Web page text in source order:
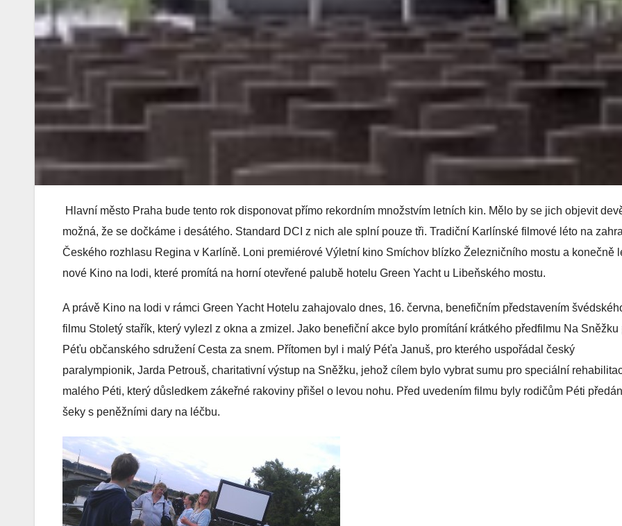
Hlavní město Praha bude tento rok disponovat přímo rekordním množstvím letních kin. Mělo by se jich objevit
možná, že se dočkáme i desátého. Standard DCI z nich ale splní pouze tři. Tradiční Karlínské filmové léto na
Českého rozhlasu Regina v Karlíně. Loni premiérové Výletní kino Smíchov blízko Železničního mostu a konečně
nové Kino na lodi, které promítá na horní otevřené palubě hotelu Green Yacht u Libeňského mostu.
A právě Kino na lodi v rámci Green Yacht Hotelu zahajovalo dnes, 16. června, benefičním představením
filmu Stoletý stařík, který vylezl z okna a zmizel. Jako benefiční akce bylo promítání krátkého předfilmu Na Sněžku
Péťu občanského sdružení Cesta za snem. Přítomen byl i malý Péťa Januš, pro kterého uspořádal český
paralympionik, Jarda Petrouš, charitativní výstup na Sněžku, jehož cílem bylo vybrat sumu pro speciální
malého Péti, který důsledkem zákeřné rakoviny přišel o levou nohu. Před uvedením filmu byly rodičům Péti
šeky s peněžními dary na léčbu.